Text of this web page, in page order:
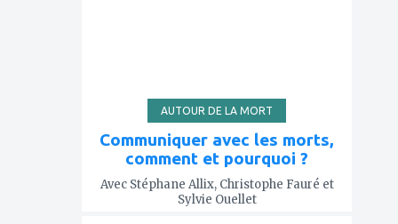
AUTOUR DE LA MORT
Communiquer avec les morts,
comment et pourquoi ?
Avec Stéphane Allix, Christophe Fauré et
Sylvie Ouellet